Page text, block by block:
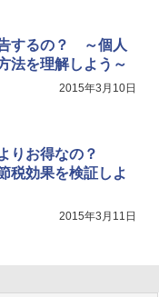
するの？ ～個人
法を理解しよう～
2015年3月10日
りお得なの？
税効果を検証しよ
2015年3月11日